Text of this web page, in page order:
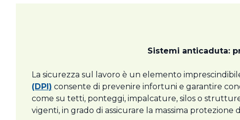
Sistemi anticaduta:
La sicurezza sul lavoro è un elemento
(DPI) consente di prevenire infortuni e garantire
come su tetti, ponteggi, impalcature, silos o
vigenti, in grado di assicurare la massima